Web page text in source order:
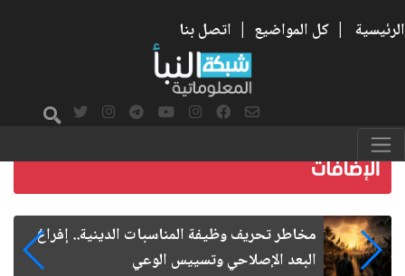
الرئيسية | كل المواضيع | اتصل بنا
زيارة الأربعين.. من الفاعلية المجتمعية إلى المواطنة
الفاعلة